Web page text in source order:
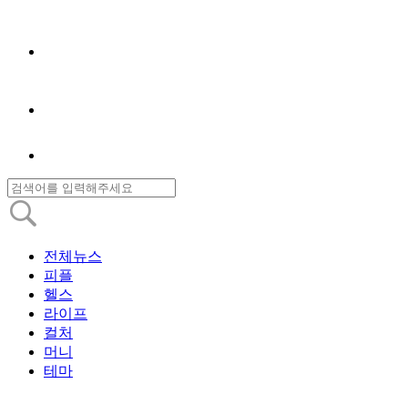
전체뉴스
피플
헬스
라이프
컬처
머니
테마